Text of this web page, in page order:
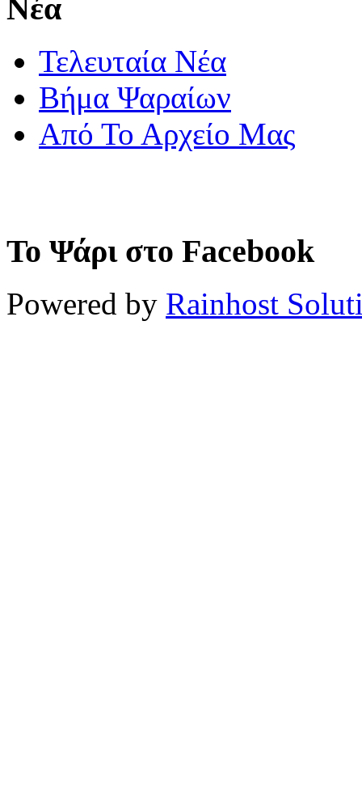
Νέα
Τελευταία Νέα
Βήμα Ψαραίων
Από Το Αρχείο Μας
Το Ψάρι στο Facebook
Powered by Rainhost